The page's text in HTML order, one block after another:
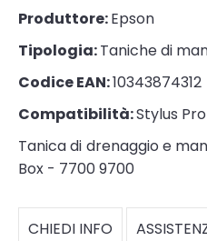
Produttore:Epson
Tipologia:Taniche di
Codice EAN:10343874312
Compatibilità:Stylus
Tanica di drenaggio e
Box - 7700 9700
CHIEDI INFO